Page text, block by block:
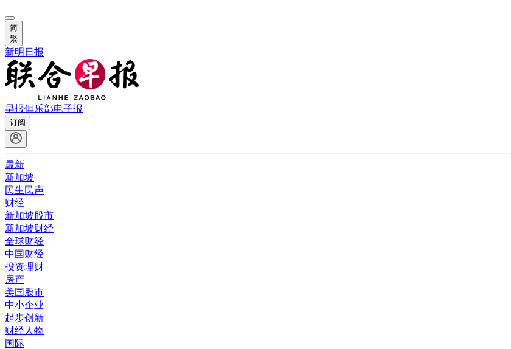
简
繁
新明日报
早报俱乐部电子报
订阅
最新
新加坡
民生民声
财经
新加坡股市
新加坡财经
全球财经
中国财经
投资理财
房产
美国股市
中小企业
起步创新
财经人物
国际